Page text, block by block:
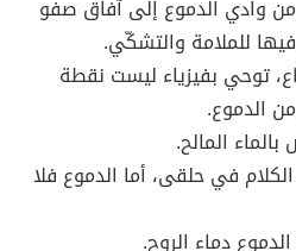
وادي الدموع إلى آفاق صفو
للملامة والتشكّي.
توحي بفيزياء ليست نقطة
الدموع.
المالح.
في حلقى، أما الدموع فلا
دماء الروح.